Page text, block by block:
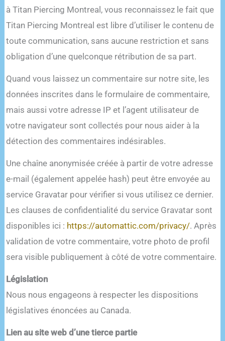
à Titan Piercing Montreal, vous reconnaissez le fait que
Titan Piercing Montreal est libre d’utiliser le contenu de
toute communication, sans aucune restriction et sans
obligation d’une quelconque rétribution de sa part.
Quand vous laissez un commentaire sur notre site, les
données inscrites dans le formulaire de commentaire,
mais aussi votre adresse IP et l’agent utilisateur de
votre navigateur sont collectés pour nous aider à la
détection des commentaires indésirables.
Une chaîne anonymisée créée à partir de votre adresse
e-mail (également appelée hash) peut être envoyée au
service Gravatar pour vérifier si vous utilisez ce dernier.
Les clauses de confidentialité du service Gravatar sont
disponibles ici : https://automattic.com/privacy/. Après
validation de votre commentaire, votre photo de profil
sera visible publiquement à côté de votre commentaire.
Législation
Nous nous engageons à respecter les dispositions
législatives énoncées au Canada.
Lien au site web d’une tierce partie